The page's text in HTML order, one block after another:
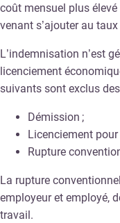
coût mensuel plus
venant s’ajouter au taux
L’indemnisation n’est
licenciement
suivants sont exclus
Démission ;
Licenciement
Rupture
La rupture
employeur et employé,
travail.